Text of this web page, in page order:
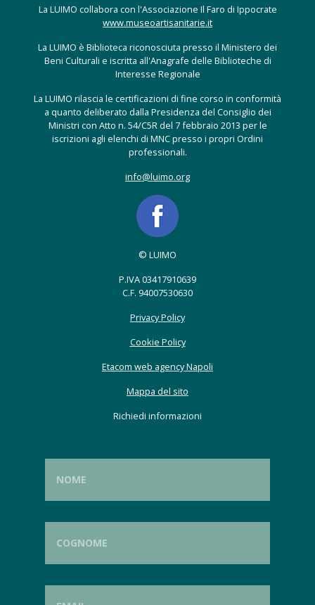
La LUIMO collabora con l'Associazione Il Faro di Ippocrate
www.museoartisanitarie.it
La LUIMO è Biblioteca riconosciuta presso il Ministero dei
Beni Culturali e iscritta all'Anagrafe delle Biblioteche di
Interesse Regionale
La LUIMO rilascia le certificazioni di fine corso in conformità
a quanto deliberato dalla Presidenza del Consiglio dei
Ministri con Atto n. 54/C5R del 7 febbraio 2013 per le
iscrizioni agli elenchi di MNC presso i propri Ordini
professionali.
info@luimo.org
© LUIMO
P.IVA 03417910639
C.F. 94007530630
Privacy Policy
Cookie Policy
Etacom web agency Napoli
Mappa del sito
Richiedi informazioni